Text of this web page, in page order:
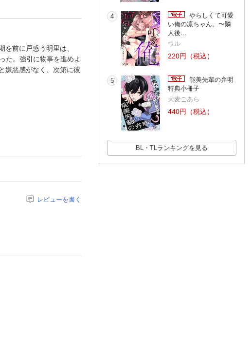
前に戸惑う明里は、
た。強引に物事を進めよ
嫌悪感がなく、次第に彼
レビューを書く
4
やらしくて可愛
い俺の凛ちゃん。〜隣
人後…
ウル
220円（税込）
5
能美先輩の弁明
特典小冊子
大麦こあら
440円（税込）
BL・TLランキングを見る